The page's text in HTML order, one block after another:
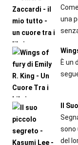
una
È un
Il
sono
del